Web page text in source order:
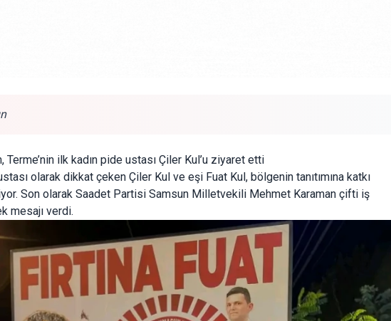
ilk kadın pide ustası Çiler Kul’u ziyaret etti
olarak dikkat çeken Çiler Kul ve eşi Fuat Kul, bölgenin tanıtımına katkı
Son olarak Saadet Partisi Samsun Milletvekili Mehmet Karaman çifti iş
mesajı verdi.